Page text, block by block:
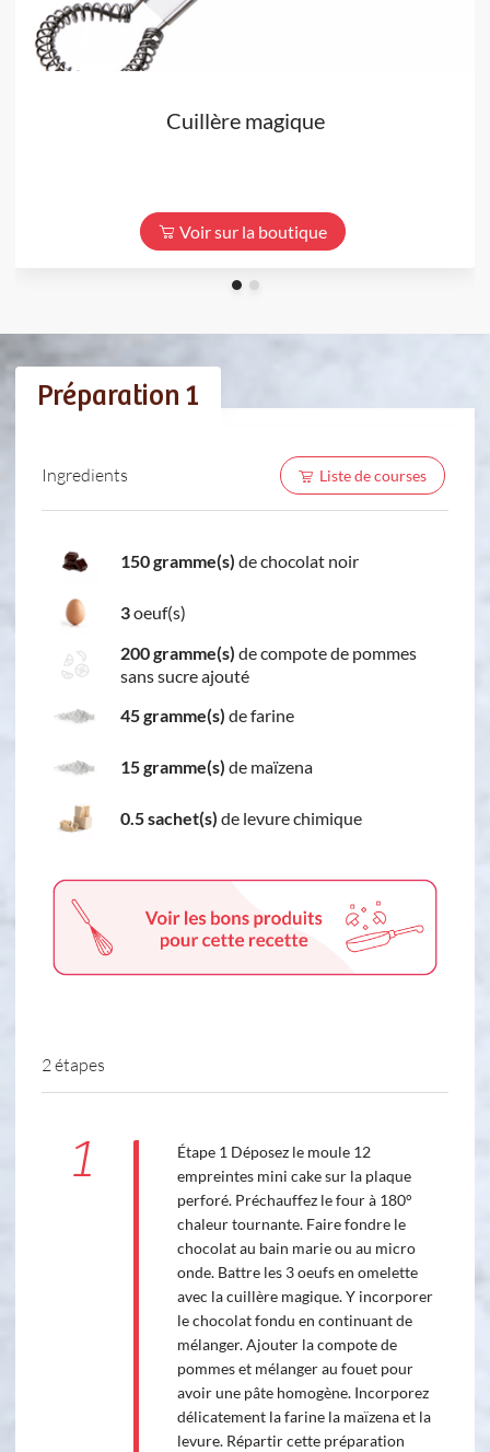
Cuillère magique
Voir sur la boutique
Préparation 1
Ingredients Liste de courses
150 gramme(s) de chocolat noir
3oeuf(s)
200 gramme(s) de compote de pommes
sans sucre ajouté
45 gramme(s) de farine
15 gramme(s) de maïzena
0.5 sachet(s) de levure chimique
2 étapes
1
Étape 1 Déposez le moule 12
empreintes mini cake sur la plaque
perforé. Préchauffez le four à 180°
chaleur tournante. Faire fondre le
chocolat au bain marie ou au micro
onde. Battre les 3 oeufs en omelette
avec la cuillère magique. Y incorporer
le chocolat fondu en continuant de
mélanger. Ajouter la compote de
pommes et mélanger au fouet pour
avoir une pâte homogène. Incorporez
délicatement la farine la maïzena et la
levure. Répartir cette préparation